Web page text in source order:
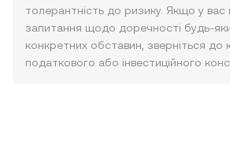
толерантність до ризику. Якщо у вас
запитання щодо доречності будь-
конкретних обставин, зверніться до
податкового або інвестиційного